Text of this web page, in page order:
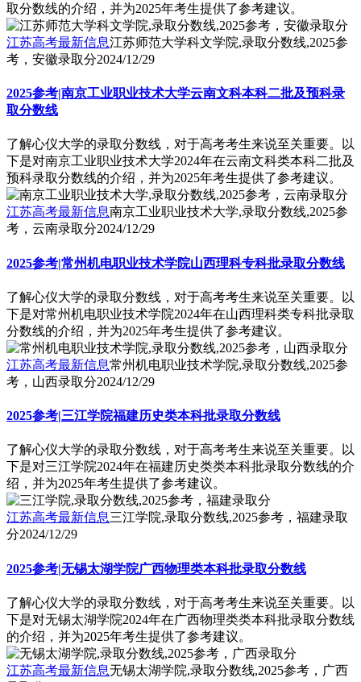
取分数线的介绍，并为2025年考生提供了参考建议。
江苏高考最新信息江苏师范大学科文学院,录取分数线,2025参
考，安徽录取分2024/12/29
2025参考|南京工业职业技术大学云南文科本科二批及预科录
取分数线
了解心仪大学的录取分数线，对于高考考生来说至关重要。以
下是对南京工业职业技术大学2024年在云南文科类本科二批及
预科录取分数线的介绍，并为2025年考生提供了参考建议。
江苏高考最新信息南京工业职业技术大学,录取分数线,2025参
考，云南录取分2024/12/29
2025参考|常州机电职业技术学院山西理科专科批录取分数线
了解心仪大学的录取分数线，对于高考考生来说至关重要。以
下是对常州机电职业技术学院2024年在山西理科类专科批录取
分数线的介绍，并为2025年考生提供了参考建议。
江苏高考最新信息常州机电职业技术学院,录取分数线,2025参
考，山西录取分2024/12/29
2025参考|三江学院福建历史类本科批录取分数线
了解心仪大学的录取分数线，对于高考考生来说至关重要。以
下是对三江学院2024年在福建历史类类本科批录取分数线的介
绍，并为2025年考生提供了参考建议。
江苏高考最新信息三江学院,录取分数线,2025参考，福建录取
分2024/12/29
2025参考|无锡太湖学院广西物理类本科批录取分数线
了解心仪大学的录取分数线，对于高考考生来说至关重要。以
下是对无锡太湖学院2024年在广西物理类类本科批录取分数线
的介绍，并为2025年考生提供了参考建议。
江苏高考最新信息无锡太湖学院,录取分数线,2025参考，广西